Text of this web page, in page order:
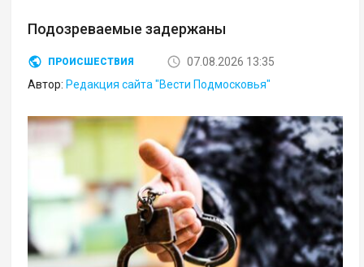
Подозреваемые задержаны
ПРОИСШЕСТВИЯ
07.08.2026 13:35
Автор: Редакция сайта "Вести Подмосковья"